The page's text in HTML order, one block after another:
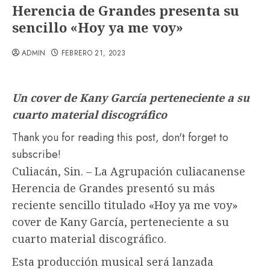
Herencia de Grandes presenta su
sencillo «Hoy ya me voy»
ADMIN FEBRERO 21, 2023
Un cover de Kany García perteneciente a su
cuarto material discográfico
Thank you for reading this post, don't forget to
subscribe!
Culiacán, Sin. – La Agrupación culiacanense
Herencia de Grandes presentó su más
reciente sencillo titulado «Hoy ya me voy»
cover de Kany García, perteneciente a su
cuarto material discográfico.
Esta producción musical será lanzada